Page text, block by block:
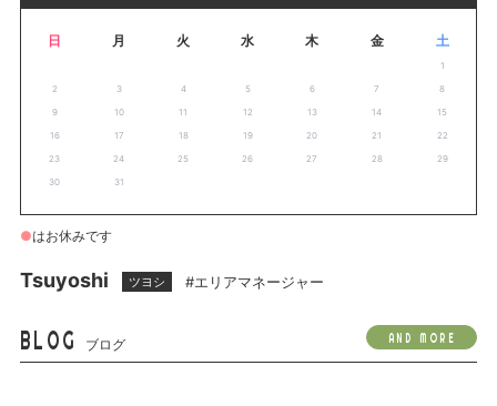
Tsuyoshi ツヨシ #エリアマネージャー
BLOG ブログ AND MORE
日 月 火 水 木 金 土
1
2 3 4 5 6 7 8
9 10 11 12 13 14 15
16 17 18 19 20 21 22
23 24 25 26 27 28 29
30 31
●はお休みです